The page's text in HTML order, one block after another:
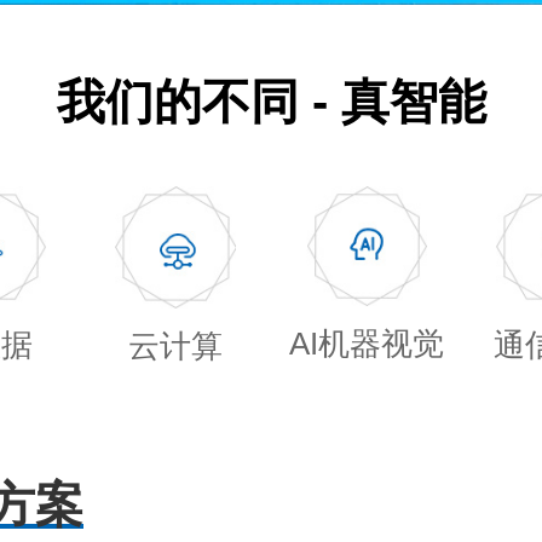
我们的不同 - 真智能
云计算 AI机器视觉 通
案